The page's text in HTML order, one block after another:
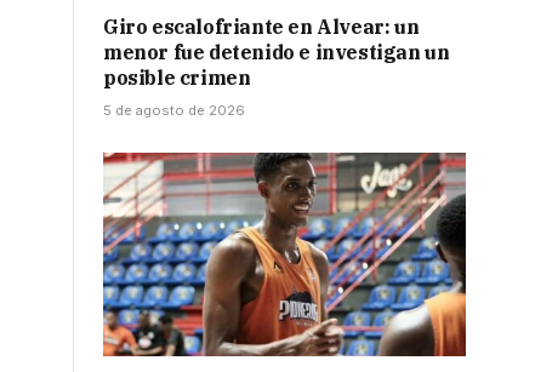
Giro escalofriante en Alvear: un
menor fue detenido e investigan un
posible crimen
5 de agosto de 2026